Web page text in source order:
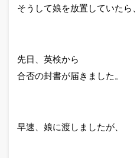
そうして娘を放置していたら、
先日、英検から
合否の封書が届きました。
早速、娘に渡しましたが、